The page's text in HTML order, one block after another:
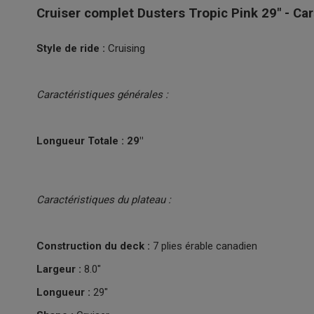
Cruiser complet Dusters Tropic Pink 29" -
Style de ride : Cruising
Caractéristiques générales :
Longueur Totale : 29"
Caractéristiques du plateau :
Construction du deck : 7 plies érable canadien
Largeur : 8.0"
Longueur : 29"